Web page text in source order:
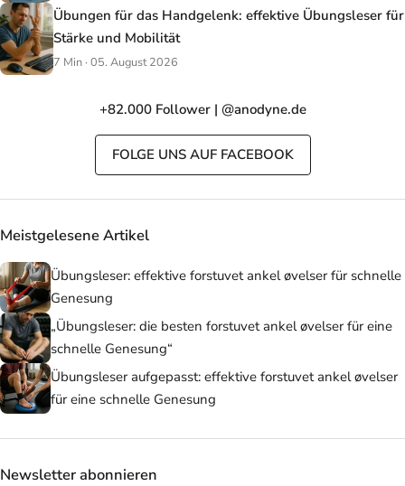
Übungen für das Handgelenk: effektive Übungsleser für
Stärke und Mobilität
7 Min · 05. August 2026
+82.000 Follower | @anodyne.de
FOLGE UNS AUF FACEBOOK
Meistgelesene Artikel
Übungsleser: effektive forstuvet ankel øvelser für schnelle
Genesung
„Übungsleser: die besten forstuvet ankel øvelser für eine
schnelle Genesung“
Übungsleser aufgepasst: effektive forstuvet ankel øvelser
für eine schnelle Genesung
Newsletter abonnieren